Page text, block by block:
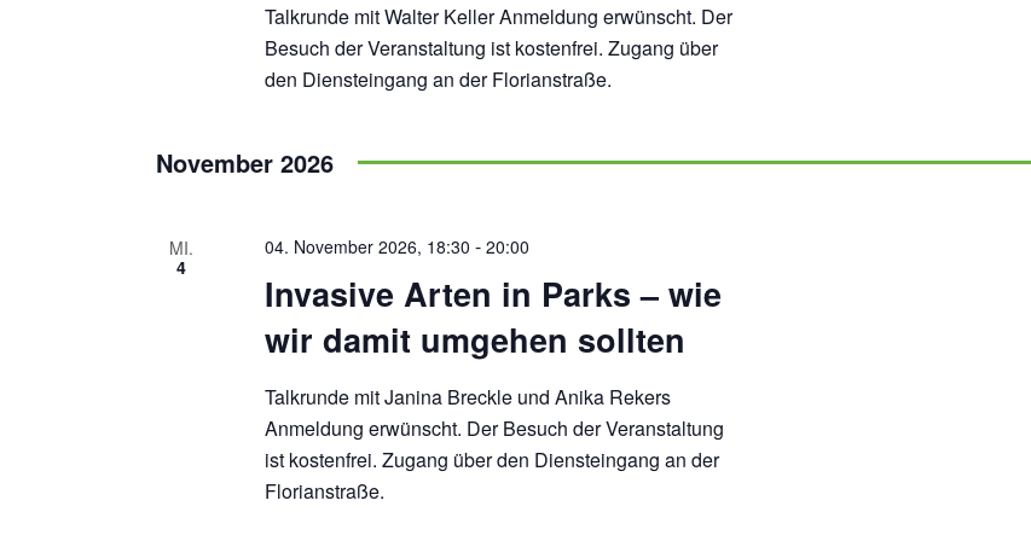
Talkrunde mit Walter Keller Anmeldung erwünscht. Der
Besuch der Veranstaltung ist kostenfrei. Zugang über
den Diensteingang an der Florianstraße.
November 2026
MI.
4
Invasive Arten in Parks – wie
wir damit umgehen sollten
04. November 2026, 18:30 - 20:00
Talkrunde mit Janina Breckle und Anika Rekers
Anmeldung erwünscht. Der Besuch der Veranstaltung
ist kostenfrei. Zugang über den Diensteingang an der
Florianstraße.